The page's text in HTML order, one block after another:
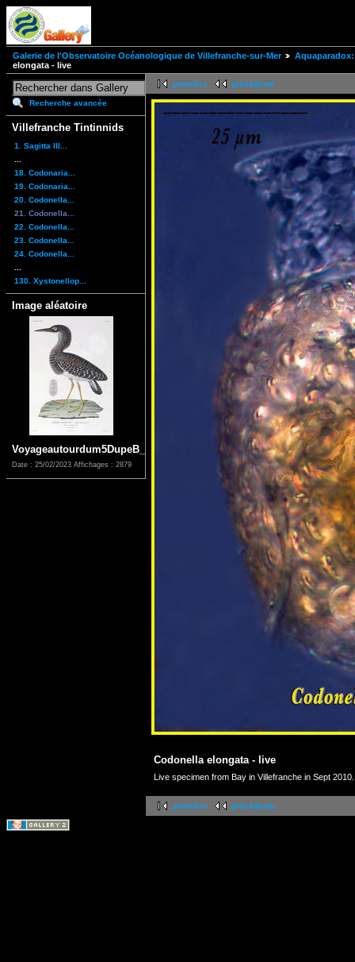
Galerie de l'Observatoire Océanologique de Villefranche-sur-Mer
elongata - live
Recherche avancée
Villefranche Tintinnids
1. Sagitta III...
18. Codonaria...
19. Codonaria...
20. Codonella...
21. Codonella...
22. Codonella...
23. Codonella...
24. Codonella...
130. Xystonellop...
Image aléatoire
Voyageautourdum5DupeB_0103
Date : 25/02/2023 Affichages : 2879
première précédente
Codonella elongata - live
Live specimen from Bay in Villefranche in Sept
première précédente